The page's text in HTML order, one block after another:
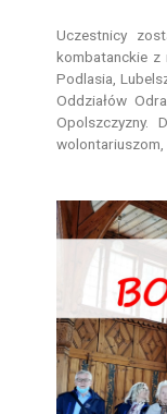
Uczestnicy
kombatanckie z
Podlasia,
Oddziałów
Opolszczyzny.